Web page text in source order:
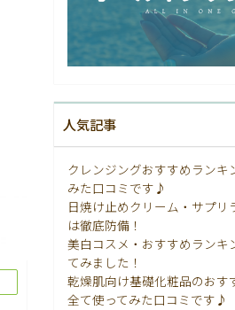
人気記事
クレンジングおすすめラン
みた口コミです♪
日焼け止めクリーム・サプ
は徹底防備！
美白コスメ・おすすめラン
てみました！
乾燥肌向け基礎化粧品のおす
全て使ってみた口コミです♪